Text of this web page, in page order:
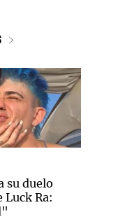
su duelo
Luck Ra: